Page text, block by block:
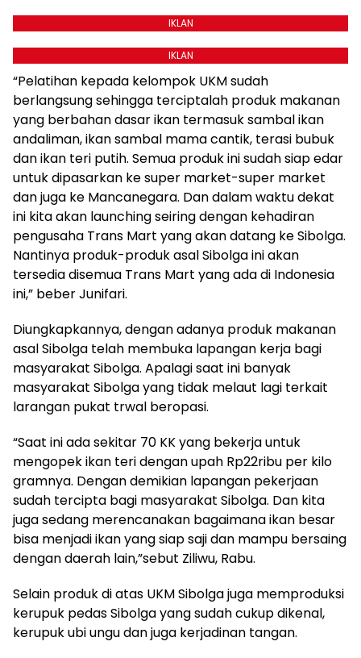
IKLAN
IKLAN
“Pelatihan kepada kelompok UKM sudah
berlangsung sehingga terciptalah produk makanan
yang berbahan dasar ikan termasuk sambal ikan
andaliman, ikan sambal mama cantik, terasi bubuk
dan ikan teri putih. Semua produk ini sudah siap edar
untuk dipasarkan ke super market-super market
dan juga ke Mancanegara. Dan dalam waktu dekat
ini kita akan launching seiring dengan kehadiran
pengusaha Trans Mart yang akan datang ke Sibolga.
Nantinya produk-produk asal Sibolga ini akan
tersedia disemua Trans Mart yang ada di Indonesia
ini,” beber Junifari.
Diungkapkannya, dengan adanya produk makanan
asal Sibolga telah membuka lapangan kerja bagi
masyarakat Sibolga. Apalagi saat ini banyak
masyarakat Sibolga yang tidak melaut lagi terkait
larangan pukat trwal beropasi.
“Saat ini ada sekitar 70 KK yang bekerja untuk
mengopek ikan teri dengan upah Rp22ribu per kilo
gramnya. Dengan demikian lapangan pekerjaan
sudah tercipta bagi masyarakat Sibolga. Dan kita
juga sedang merencanakan bagaimana ikan besar
bisa menjadi ikan yang siap saji dan mampu bersaing
dengan daerah lain,”sebut Ziliwu, Rabu.
Selain produk di atas UKM Sibolga juga memproduksi
kerupuk pedas Sibolga yang sudah cukup dikenal,
kerupuk ubi ungu dan juga kerjadinan tangan.